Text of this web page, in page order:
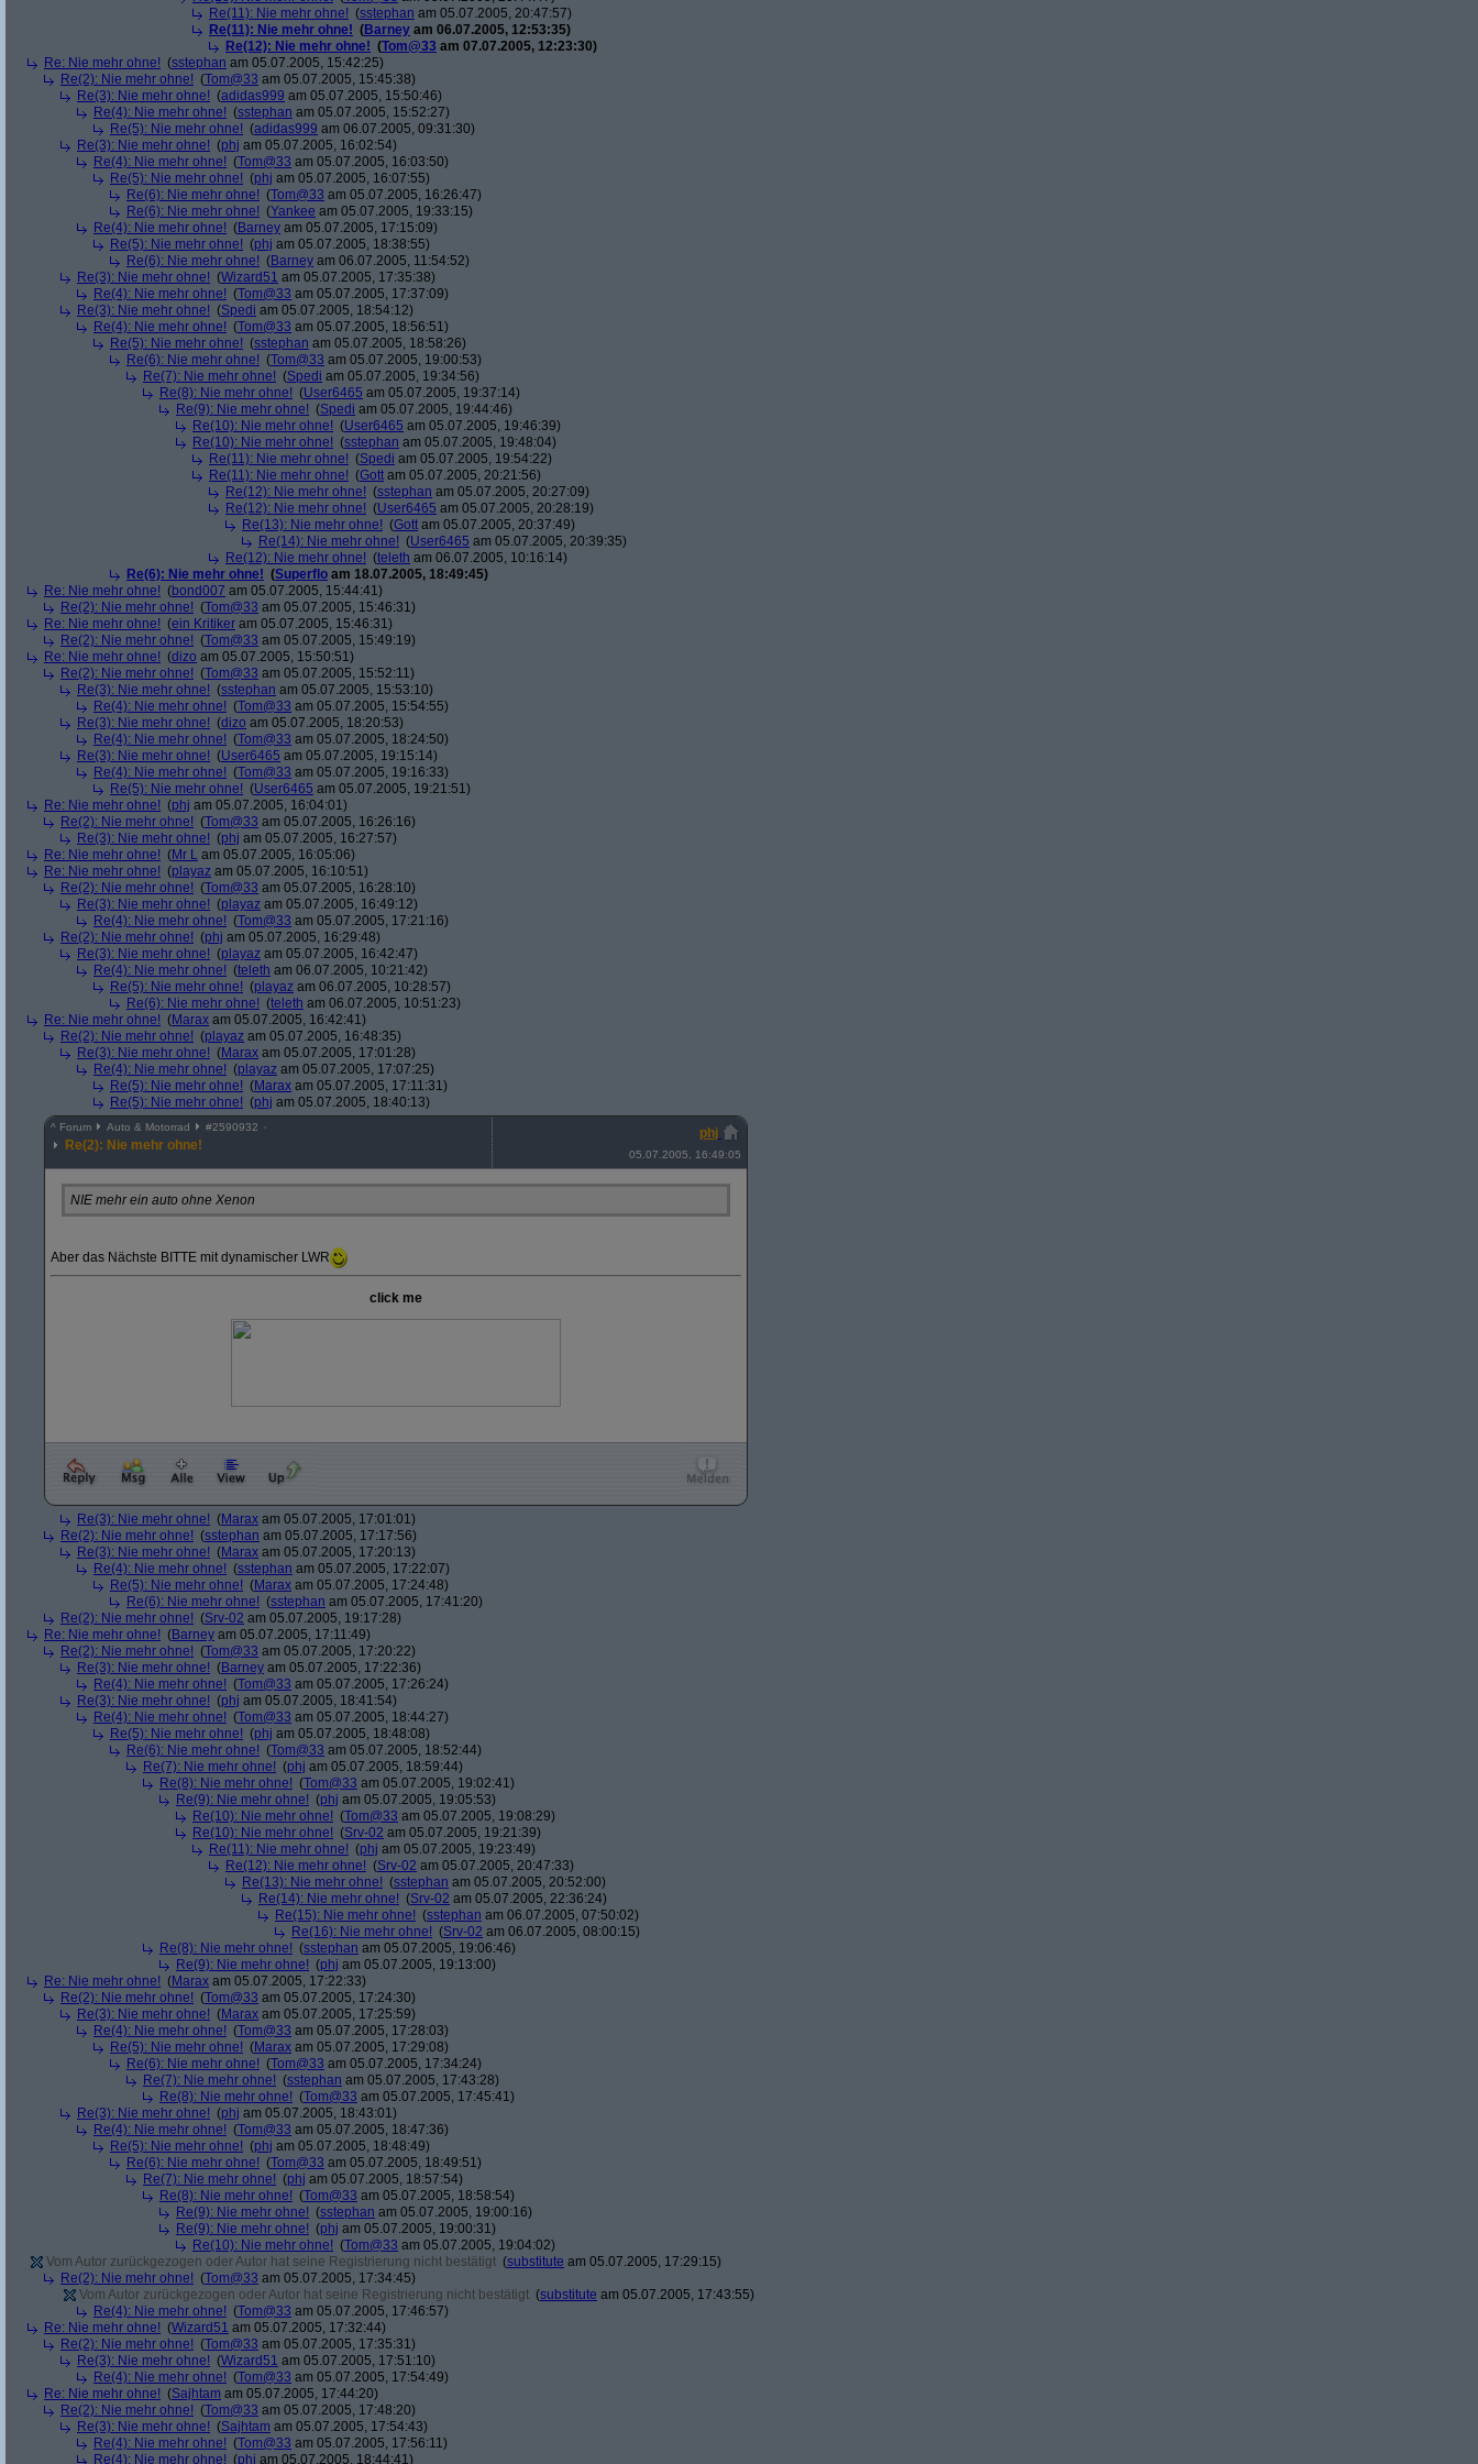
Re(11): Nie mehr ohne! (sstephan am 05.07.2005, 20:47:57)
Re(11): Nie mehr ohne! (Barney am 06.07.2005, 12:53:35)
Re(12): Nie mehr ohne! (Tom@33 am 07.07.2005, 12:23:30)
Re: Nie mehr ohne! (sstephan am 05.07.2005, 15:42:25)
Re(2): Nie mehr ohne! (Tom@33 am 05.07.2005, 15:45:38)
Re(3): Nie mehr ohne! (adidas999 am 05.07.2005, 15:50:46)
Re(4): Nie mehr ohne! (sstephan am 05.07.2005, 15:52:27)
Re(5): Nie mehr ohne! (adidas999 am 06.07.2005, 09:31:30)
Re(3): Nie mehr ohne! (phj am 05.07.2005, 16:02:54)
Re(4): Nie mehr ohne! (Tom@33 am 05.07.2005, 16:03:50)
Re(5): Nie mehr ohne! (phj am 05.07.2005, 16:07:55)
Re(6): Nie mehr ohne! (Tom@33 am 05.07.2005, 16:26:47)
Re(6): Nie mehr ohne! (Yankee am 05.07.2005, 19:33:15)
Re(4): Nie mehr ohne! (Barney am 05.07.2005, 17:15:09)
Re(5): Nie mehr ohne! (phj am 05.07.2005, 18:38:55)
Re(6): Nie mehr ohne! (Barney am 06.07.2005, 11:54:52)
Re(3): Nie mehr ohne! (Wizard51 am 05.07.2005, 17:35:38)
Re(4): Nie mehr ohne! (Tom@33 am 05.07.2005, 17:37:09)
Re(3): Nie mehr ohne! (Spedi am 05.07.2005, 18:54:12)
Re(4): Nie mehr ohne! (Tom@33 am 05.07.2005, 18:56:51)
Re(5): Nie mehr ohne! (sstephan am 05.07.2005, 18:58:26)
Re(6): Nie mehr ohne! (Tom@33 am 05.07.2005, 19:00:53)
Re(7): Nie mehr ohne! (Spedi am 05.07.2005, 19:34:56)
Re(8): Nie mehr ohne! (User6465 am 05.07.2005, 19:37:14)
Re(9): Nie mehr ohne! (Spedi am 05.07.2005, 19:44:46)
Re(10): Nie mehr ohne! (User6465 am 05.07.2005, 19:46:39)
Re(10): Nie mehr ohne! (sstephan am 05.07.2005, 19:48:04)
Re(11): Nie mehr ohne! (Spedi am 05.07.2005, 19:54:22)
Re(11): Nie mehr ohne! (Gott am 05.07.2005, 20:21:56)
Re(12): Nie mehr ohne! (sstephan am 05.07.2005, 20:27:09)
Re(12): Nie mehr ohne! (User6465 am 05.07.2005, 20:28:19)
Re(13): Nie mehr ohne! (Gott am 05.07.2005, 20:37:49)
Re(14): Nie mehr ohne! (User6465 am 05.07.2005, 20:39:35)
Re(12): Nie mehr ohne! (teleth am 06.07.2005, 10:16:14)
Re(6): Nie mehr ohne! (Superflo am 18.07.2005, 18:49:45)
Re: Nie mehr ohne! (bond007 am 05.07.2005, 15:44:41)
Re(2): Nie mehr ohne! (Tom@33 am 05.07.2005, 15:46:31)
Re: Nie mehr ohne! (ein Kritiker am 05.07.2005, 15:46:31)
Re(2): Nie mehr ohne! (Tom@33 am 05.07.2005, 15:49:19)
Re: Nie mehr ohne! (dizo am 05.07.2005, 15:50:51)
Re(2): Nie mehr ohne! (Tom@33 am 05.07.2005, 15:52:11)
Re(3): Nie mehr ohne! (sstephan am 05.07.2005, 15:53:10)
Re(4): Nie mehr ohne! (Tom@33 am 05.07.2005, 15:54:55)
Re(3): Nie mehr ohne! (dizo am 05.07.2005, 18:20:53)
Re(4): Nie mehr ohne! (Tom@33 am 05.07.2005, 18:24:50)
Re(3): Nie mehr ohne! (User6465 am 05.07.2005, 19:15:14)
Re(4): Nie mehr ohne! (Tom@33 am 05.07.2005, 19:16:33)
Re(5): Nie mehr ohne! (User6465 am 05.07.2005, 19:21:51)
Re: Nie mehr ohne! (phj am 05.07.2005, 16:04:01)
Re(2): Nie mehr ohne! (Tom@33 am 05.07.2005, 16:26:16)
Re(3): Nie mehr ohne! (phj am 05.07.2005, 16:27:57)
Re: Nie mehr ohne! (Mr L am 05.07.2005, 16:05:06)
Re: Nie mehr ohne! (playaz am 05.07.2005, 16:10:51)
Re(2): Nie mehr ohne! (Tom@33 am 05.07.2005, 16:28:10)
Re(3): Nie mehr ohne! (playaz am 05.07.2005, 16:49:12)
Re(4): Nie mehr ohne! (Tom@33 am 05.07.2005, 17:21:16)
Re(2): Nie mehr ohne! (phj am 05.07.2005, 16:29:48)
Re(3): Nie mehr ohne! (playaz am 05.07.2005, 16:42:47)
Re(4): Nie mehr ohne! (teleth am 06.07.2005, 10:21:42)
Re(5): Nie mehr ohne! (playaz am 06.07.2005, 10:28:57)
Re(6): Nie mehr ohne! (teleth am 06.07.2005, 10:51:23)
Re: Nie mehr ohne! (Marax am 05.07.2005, 16:42:41)
Re(2): Nie mehr ohne! (playaz am 05.07.2005, 16:48:35)
Re(3): Nie mehr ohne! (Marax am 05.07.2005, 17:01:28)
Re(4): Nie mehr ohne! (playaz am 05.07.2005, 17:07:25)
Re(5): Nie mehr ohne! (Marax am 05.07.2005, 17:11:31)
Re(5): Nie mehr ohne! (phj am 05.07.2005, 18:40:13)
^ Forum Auto & Motorrad #2590932
Re(2): Nie mehr ohne!
phj
05.07.2005, 16:49:05
NIE mehr ein auto ohne Xenon
Aber das Nächste BITTE mit dynamischer LWR
click me
Re(3): Nie mehr ohne! (Marax am 05.07.2005, 17:01:01)
Re(2): Nie mehr ohne! (sstephan am 05.07.2005, 17:17:56)
Re(3): Nie mehr ohne! (Marax am 05.07.2005, 17:20:13)
Re(4): Nie mehr ohne! (sstephan am 05.07.2005, 17:22:07)
Re(5): Nie mehr ohne! (Marax am 05.07.2005, 17:24:48)
Re(6): Nie mehr ohne! (sstephan am 05.07.2005, 17:41:20)
Re(2): Nie mehr ohne! (Srv-02 am 05.07.2005, 19:17:28)
Re: Nie mehr ohne! (Barney am 05.07.2005, 17:11:49)
Re(2): Nie mehr ohne! (Tom@33 am 05.07.2005, 17:20:22)
Re(3): Nie mehr ohne! (Barney am 05.07.2005, 17:22:36)
Re(4): Nie mehr ohne! (Tom@33 am 05.07.2005, 17:26:24)
Re(3): Nie mehr ohne! (phj am 05.07.2005, 18:41:54)
Re(4): Nie mehr ohne! (Tom@33 am 05.07.2005, 18:44:27)
Re(5): Nie mehr ohne! (phj am 05.07.2005, 18:48:08)
Re(6): Nie mehr ohne! (Tom@33 am 05.07.2005, 18:52:44)
Re(7): Nie mehr ohne! (phj am 05.07.2005, 18:59:44)
Re(8): Nie mehr ohne! (Tom@33 am 05.07.2005, 19:02:41)
Re(9): Nie mehr ohne! (phj am 05.07.2005, 19:05:53)
Re(10): Nie mehr ohne! (Tom@33 am 05.07.2005, 19:08:29)
Re(10): Nie mehr ohne! (Srv-02 am 05.07.2005, 19:21:39)
Re(11): Nie mehr ohne! (phj am 05.07.2005, 19:23:49)
Re(12): Nie mehr ohne! (Srv-02 am 05.07.2005, 20:47:33)
Re(13): Nie mehr ohne! (sstephan am 05.07.2005, 20:52:00)
Re(14): Nie mehr ohne! (Srv-02 am 05.07.2005, 22:36:24)
Re(15): Nie mehr ohne! (sstephan am 06.07.2005, 07:50:02)
Re(16): Nie mehr ohne! (Srv-02 am 06.07.2005, 08:00:15)
Re(8): Nie mehr ohne! (sstephan am 05.07.2005, 19:06:46)
Re(9): Nie mehr ohne! (phj am 05.07.2005, 19:13:00)
Re: Nie mehr ohne! (Marax am 05.07.2005, 17:22:33)
Re(2): Nie mehr ohne! (Tom@33 am 05.07.2005, 17:24:30)
Re(3): Nie mehr ohne! (Marax am 05.07.2005, 17:25:59)
Re(4): Nie mehr ohne! (Tom@33 am 05.07.2005, 17:28:03)
Re(5): Nie mehr ohne! (Marax am 05.07.2005, 17:29:08)
Re(6): Nie mehr ohne! (Tom@33 am 05.07.2005, 17:34:24)
Re(7): Nie mehr ohne! (sstephan am 05.07.2005, 17:43:28)
Re(8): Nie mehr ohne! (Tom@33 am 05.07.2005, 17:45:41)
Re(3): Nie mehr ohne! (phj am 05.07.2005, 18:43:01)
Re(4): Nie mehr ohne! (Tom@33 am 05.07.2005, 18:47:36)
Re(5): Nie mehr ohne! (phj am 05.07.2005, 18:48:49)
Re(6): Nie mehr ohne! (Tom@33 am 05.07.2005, 18:49:51)
Re(7): Nie mehr ohne! (phj am 05.07.2005, 18:57:54)
Re(8): Nie mehr ohne! (Tom@33 am 05.07.2005, 18:58:54)
Re(9): Nie mehr ohne! (sstephan am 05.07.2005, 19:00:16)
Re(9): Nie mehr ohne! (phj am 05.07.2005, 19:00:31)
Re(10): Nie mehr ohne! (Tom@33 am 05.07.2005, 19:04:02)
Vom Autor zurückgezogen oder Autor hat seine Registrierung nicht bestätigt (substitute am 05.07.2005, 17:29:15)
Re(2): Nie mehr ohne! (Tom@33 am 05.07.2005, 17:34:45)
Vom Autor zurückgezogen oder Autor hat seine Registrierung nicht bestätigt (substitute am 05.07.2005, 17:43:55)
Re(4): Nie mehr ohne! (Tom@33 am 05.07.2005, 17:46:57)
Re: Nie mehr ohne! (Wizard51 am 05.07.2005, 17:32:44)
Re(2): Nie mehr ohne! (Tom@33 am 05.07.2005, 17:35:31)
Re(3): Nie mehr ohne! (Wizard51 am 05.07.2005, 17:51:10)
Re(4): Nie mehr ohne! (Tom@33 am 05.07.2005, 17:54:49)
Re: Nie mehr ohne! (Sajhtam am 05.07.2005, 17:44:20)
Re(2): Nie mehr ohne! (Tom@33 am 05.07.2005, 17:48:20)
Re(3): Nie mehr ohne! (Sajhtam am 05.07.2005, 17:54:43)
Re(4): Nie mehr ohne! (Tom@33 am 05.07.2005, 17:56:11)
Re(4): Nie mehr ohne! (phj am 05.07.2005, 18:44:41)